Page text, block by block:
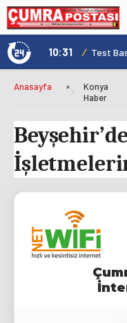
10:31 / Test
Anasayfa »
Konya
Haber